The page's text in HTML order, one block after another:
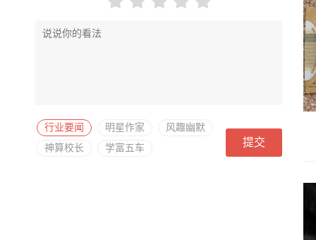
行业要闻 明星作家
风趣幽默
神算校长
学富五车 提交